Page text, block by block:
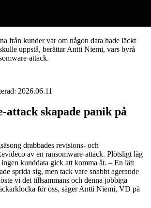
från kunder var om någon data hade läckt
uppstå, berättar Antti Niemi, vars byrå
attack.
2026.06.11
attack skapade panik på
drabbades revisions- och
av en ransomware-attack. Plötsligt låg
kunddata gick att komma åt. – En lätt
sprida sig, men tack vare snabbt agerande
vi det tillsammans och denna jobbiga
för oss, säger Antti Niemi, VD på